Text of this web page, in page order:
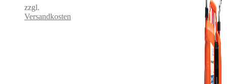
zzgl.
Versandkosten